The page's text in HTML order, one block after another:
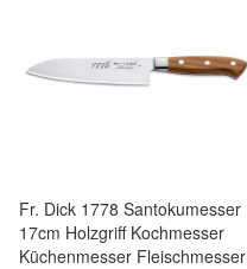
Fr. Dick 1778 Santokumesser
17cm Holzgriff Kochmesser
Küchenmesser Fleischmesser